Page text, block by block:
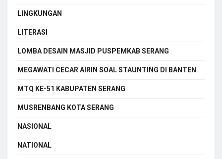
LINGKUNGAN
LITERASI
LOMBA DESAIN MASJID PUSPEMKAB SERANG
MEGAWATI CECAR AIRIN SOAL STAUNTING DI BANTEN
MTQ KE-51 KABUPATEN SERANG
MUSRENBANG KOTA SERANG
NASIONAL
NATIONAL